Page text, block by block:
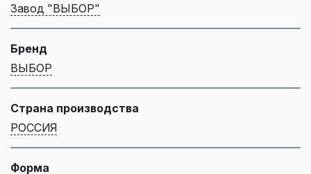
Завод "ВЫБОР"
Бренд
ВЫБОР
Страна производства
РОССИЯ
Форма